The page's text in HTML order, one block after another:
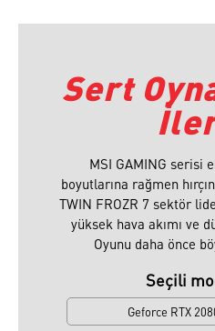
Sert
MSI GAMING serisi
boyutlarına rağmen
TWIN FROZR 7 sektör
yüksek hava akımı ve
Oyunu daha önce
Seçili
Geforce RTX